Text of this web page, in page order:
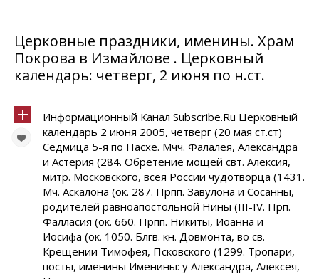
Церковные праздники, именины. Храм
Покрова в Измайлове . Церковный
календарь: четверг, 2 июня по н.ст.
Информационный Канал Subscribe.Ru Церковный
календарь 2 июня 2005, четверг (20 мая ст.ст)
Седмица 5-я по Пасхе. Мчч. Фалалея, Александра
и Астерия (284. Обретение мощей свт. Алексия,
митр. Московского, всея России чудотворца (1431.
Мч. Аскалона (ок. 287. Прпп. Завулона и Сосанны,
родителей равноапостольной Нины (III-IV. Прп.
Фалласия (ок. 660. Прпп. Никиты, Иоанна и
Иосифа (ок. 1050. Блгв. кн. Довмонта, во св.
Крещении Тимофея, Псковского (1299. Тропари,
посты, именины Именины: у Александра, Алексея,